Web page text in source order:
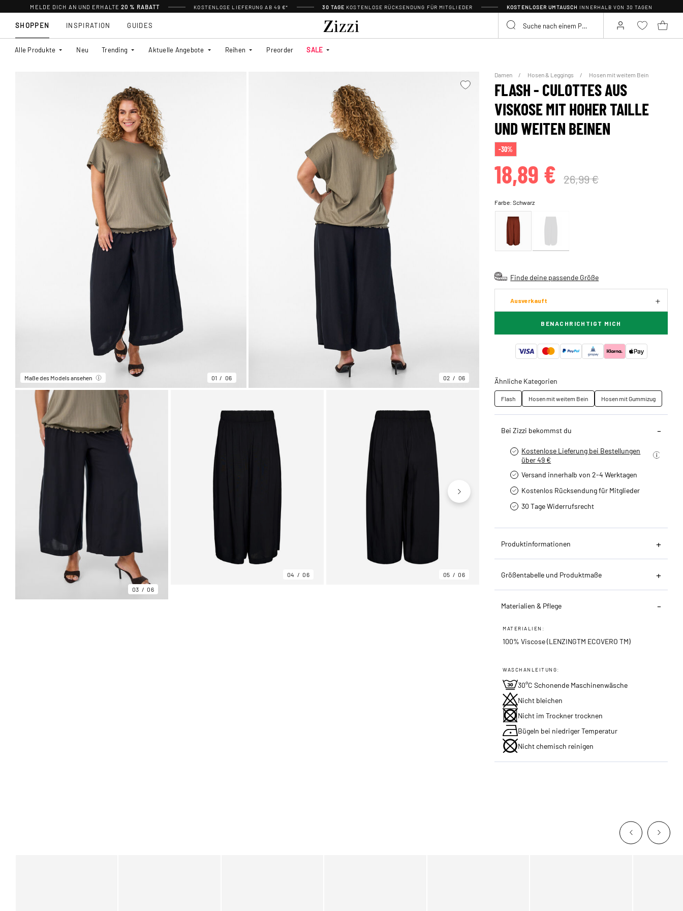
MELDE DICH AN UND ERHALTE20 % RABATT KOSTENLOSE LIEFERUNG AB 49 €* 30 TAGE KOSTENLOSE RÜCKSENDUNG FÜR MITGLIEDER KOSTENLOSER UMTAUSCH INNERHALB VON 30 TAGEN
SHOPPEN
Alle Produkte Neu Trending Aktuelle Angebote Reihen Preorder SALE
INSPIRATION GUIDES
Maße des Models ansehen 01 06 02 06
03 06
04 06 05 06 06
Damen Hosen & Leggings Hosen mit weitem Bein
FLASH - CULOTTES AUS
VISKOSE MIT HOHER TAILLE
UND WEITEN BEINEN
-30%
18,89 € 26,99 €
Farbe:Schwarz
Finde deine passende Größe
Ausverkauft
BENACHRICHTIGT MICH
Ähnliche Kategorien
Flash Hosen mit weitem Bein Hosen mit Gummizug
Bei Zizzi bekommst du
Kostenlose Lieferung bei Bestellungen
über 49 €
Versand innerhalb von 2-4 Werktagen
Kostenlos Rücksendung für Mitglieder
30 Tage Widerrufsrecht
Produktinformationen
Größentabelle und Produktmaße
Materialien & Pflege
MATERIALIEN:
100% Viscose (LENZINGTM ECOVERO TM)
WASCHANLEITUNG:
30°C Schonende Maschinenwäsche
Nicht bleichen
Nicht im Trockner trocknen
Bügeln bei niedriger Temperatur
Nicht chemisch reinigen